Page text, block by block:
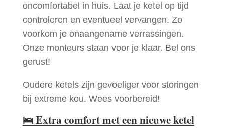
oncomfortabel in huis. Laat je ketel op tijd
controleren en eventueel vervangen. Zo
voorkom je onaangename verrassingen.
Onze monteurs staan voor je klaar. Bel ons
gerust!
Oudere ketels zijn gevoeliger voor storingen
bij extreme kou. Wees voorbereid!
🛌Extra comfort met een nieuwe ketel